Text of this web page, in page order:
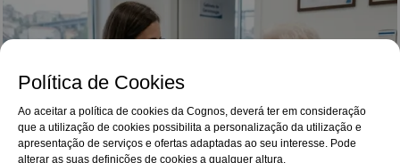
Política de Cookies
Ao aceitar a política de cookies da Cognos, deverá ter em consideração
que a utilização de cookies possibilita a personalização da utilização e
apresentação de serviços e ofertas adaptadas ao seu interesse. Pode
alterar as suas definições de cookies a qualquer altura.
Google Reviews
4,9/5
Para além do enriquecimento e aprofundamento